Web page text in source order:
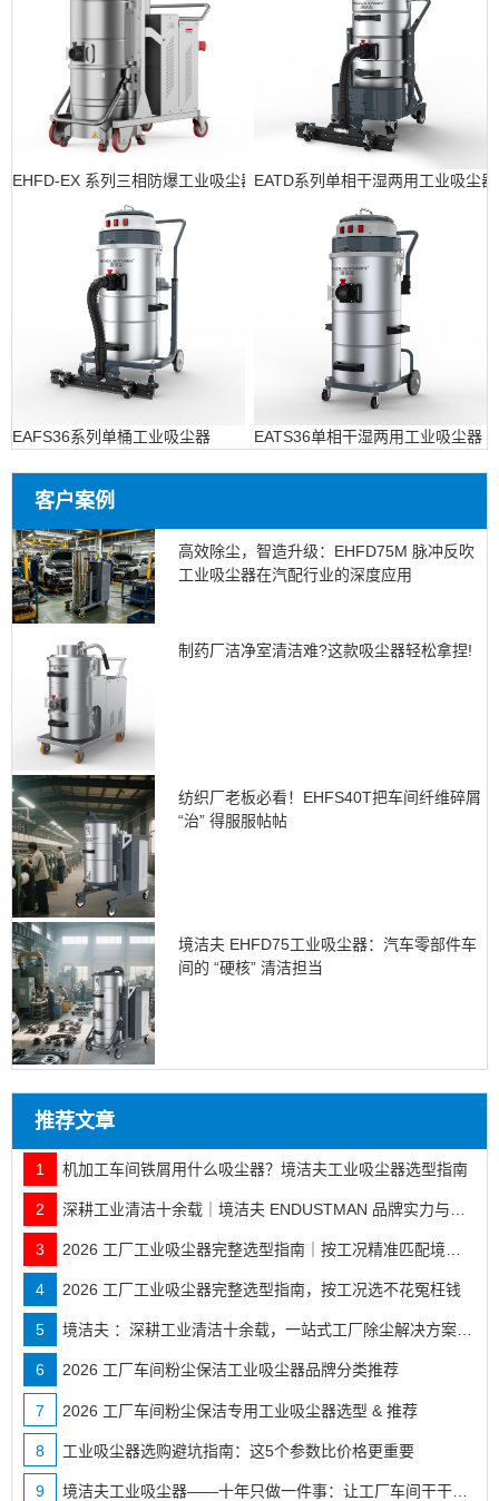
EHFD-EX 系列三相防爆工业吸尘器EATD系列单相干湿两用工业吸尘器
EAFS36系列单桶工业吸尘器 EATS36单相干湿两用工业吸尘器
客户案例
高效除尘，智造升级：EHFD75M 脉冲反吹
工业吸尘器在汽配行业的深度应用
制药厂洁净室清洁难?这款吸尘器轻松拿捏!
纺织厂老板必看！EHFS40T把车间纤维碎屑
“治” 得服服帖帖
境洁夫 EHFD75工业吸尘器：汽车零部件车
间的 “硬核” 清洁担当
推荐文章
1 机加工车间铁屑用什么吸尘器？境洁夫工业吸尘器选型指南
2 深耕工业清洁十余载｜境洁夫 ENDUSTMAN 品牌实力与全行业落地案例
3 2026 工厂工业吸尘器完整选型指南｜按工况精准匹配境洁夫全系机型
4 2026 工厂工业吸尘器完整选型指南，按工况选不花冤枉钱
5 境洁夫 ：深耕工业清洁十余载，一站式工厂除尘解决方案服务商
6 2026 工厂车间粉尘保洁工业吸尘器品牌分类推荐
7 2026 工厂车间粉尘保洁专用工业吸尘器选型 & 推荐
8 工业吸尘器选购避坑指南：这5个参数比价格更重要
9 境洁夫工业吸尘器——十年只做一件事：让工厂车间干干净净